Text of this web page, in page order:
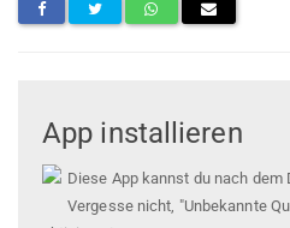
App installieren
Diese App kannst du nach
Vergesse nicht, "Unbekannte